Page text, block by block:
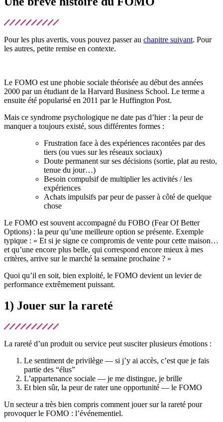
Pour les plus avertis, vous pouvez passer au chapitre suivant. Pour
les autres, petite remise en contexte.
Le FOMO est une phobie sociale théorisée au début des années
2000 par un étudiant de la Harvard Business School. Le terme a
ensuite été popularisé en 2011 par le Huffington Post.
Mais ce syndrome psychologique ne date pas d’hier : la peur de
manquer a toujours existé, sous différentes formes :
Frustration face à des expériences racontées par des
tiers (ou vues sur les réseaux sociaux)
Doute permanent sur ses décisions (sortie, plat au resto,
tenue du jour…)
Besoin compulsif de multiplier les activités / les
expériences
Achats impulsifs par peur de passer à côté de quelque
chose
Le FOMO est souvent accompagné du FOBO (Fear Of Better
Options) : la peur qu’une meilleure option se présente. Exemple
typique : « Et si je signe ce compromis de vente pour cette maison…
et qu’une encore plus belle, qui correspond encore mieux à mes
critères, arrive sur le marché la semaine prochaine ? »
Quoi qu’il en soit, bien exploité, le FOMO devient un levier de
performance extrêmement puissant.
1) Jouer sur la rareté
La rareté d’un produit ou service peut susciter plusieurs émotions :
Le sentiment de privilège — si j’y ai accès, c’est que je fais
partie des “élus”
L’appartenance sociale — je me distingue, je brille
Et bien sûr, la peur de rater une opportunité — le FOMO
Un secteur a très bien compris comment jouer sur la rareté pour
provoquer le FOMO : l’événementiel.